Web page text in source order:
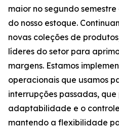
maior no segundo
do nosso estoque.
novas coleções de
líderes do setor para
margens. Estamos
operacionais que usamos
interrupções passadas,
adaptabilidade e o controle
mantendo a flexibilidade